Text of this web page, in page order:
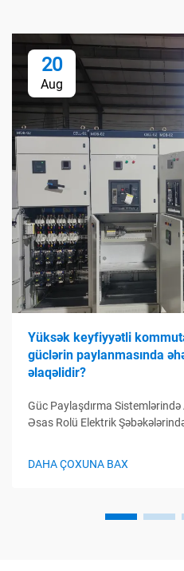
20
Aug
Yüksək keyfiyyətli
güclərin paylanmasında
əlaqəlidir?
Güc Paylaşdırma Sistemlərində
Əsas Rolü Elektrik
olunması, qorunması və
DAHA ÇOXUNA BAX